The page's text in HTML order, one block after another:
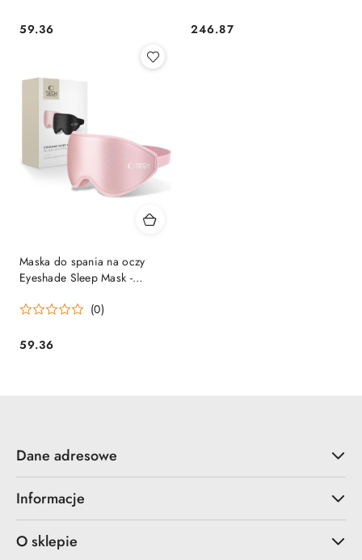
Cena:
59.36 Cena:
246.87
Maska do spania na oczy
Eyeshade Sleep Mask -
(0)
Cena:
59.36
Dane adresowe
Informacje
O sklepie